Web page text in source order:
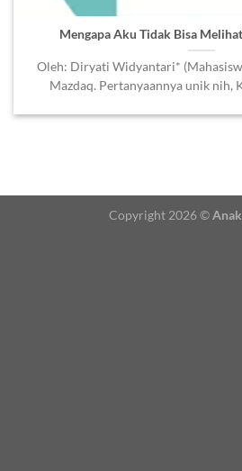
Mengapa Aku Tidak Bisa
Oleh: Diryati Widyantari*
Mazdaq. Pertanyaannya unik nih,
Copyright 2026 ©